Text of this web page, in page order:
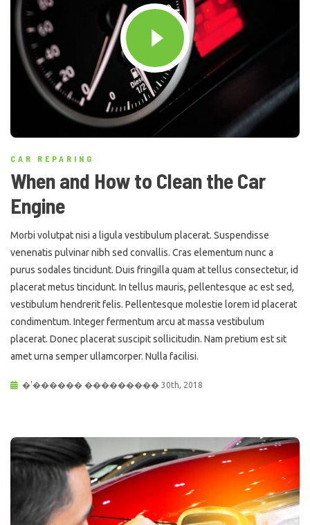
CAR REPARING
When and How to Clean the Car
Engine
Morbi volutpat nisi a ligula vestibulum placerat. Suspendisse
venenatis pulvinar nibh sed convallis. Cras elementum nunc a
purus sodales tincidunt. Duis fringilla quam at tellus consectetur, id
placerat metus tincidunt. In tellus mauris, pellentesque ac est sed,
vestibulum hendrerit felis. Pellentesque molestie lorem id placerat
condimentum. Integer fermentum arcu at massa vestibulum
placerat. Donec placerat suscipit sollicitudin. Nam pretium est sit
amet urna semper ullamcorper. Nulla facilisi.
�'������ ��������� 30th, 2018